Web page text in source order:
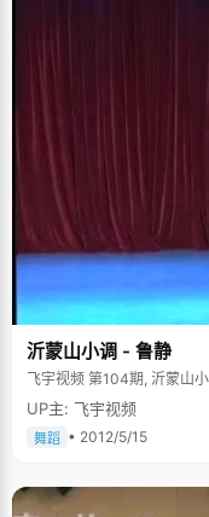
习。功夫不负苦心，第二次
里压力其实挺大的，每天
有一个念头，坚持熬过去
像学乐器一样，不在乎学
文涛对长号有了种特别的
友，让人安心平静。周文
习上的烦恼和压力都释放
赋诗一首，有首《乡村骑
间微风/与信鸽一同翱翔/只
见周文涛乐观积极充满希望的心态。 高一的时候，周文涛
华参加艺术夏令营，他们租
象很美好："校园很大很漂
就坚定了考清华的决心"。 十年辛苦，一朝偿愿。眼前的周文涛，穿着朴素的
运动服，朴实、内敛的气
了上课时间了，他匆忙的收
影匆忙而坚定。
沂蒙山小调 - 鲁静
飞宇视频 第104期, 沂蒙山
UP主: 飞宇视频
舞蹈 • 2012/5/15